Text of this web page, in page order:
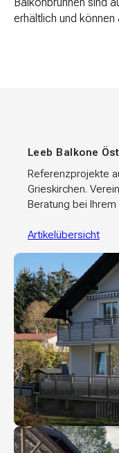
erhältlich und
Leeb Balkone
Referenzprojekte
Grieskirchen.
Beratung bei
Artikelübersicht
Balkon| Graz,